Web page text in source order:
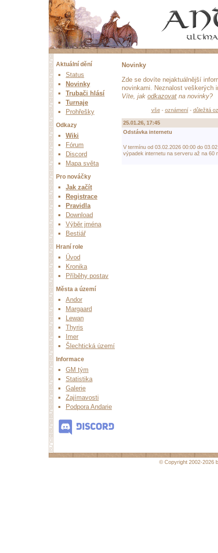
Aktuální dění
Status
Novinky
Trubači hlásí
Turnaje
Prohřešky
Odkazy
Wiki
Fórum
Discord
Mapa světa
Pro nováčky
Jak začít
Registrace
Pravidla
Download
Výběr jména
Bestiář
Hraní role
Úvod
Kronika
Příběhy postav
Města a území
Andor
Margaard
Lewan
Thyris
Imer
Šlechtická území
Informace
GM tým
Statistika
Galerie
Zajímavosti
Podpora Andarie
Novinky
Zde se dovíte nejaktuálnější
novinkami. Neznalost veškerých
Víte, jak odkazovat na novinky?
vše- oznámení- důležitá
25.01.26, 17:45
Odstávka internetu
V termínu od 03.02.2026 00:00 do
výpadek internetu na serveru až na 60
© Copyright 2002-2026